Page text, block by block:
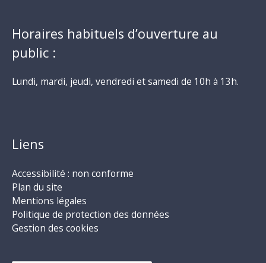
Horaires habituels d’ouverture au
public :
Lundi, mardi, jeudi, vendredi et samedi de 10h à 13h.
Liens
Accessibilité : non conforme
Plan du site
Mentions légales
Politique de protection des données
Gestion des cookies